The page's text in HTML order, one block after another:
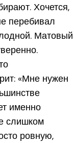
Хочется,
перебивал
Матовый
«Мне нужен
именно
слишком
ровную,